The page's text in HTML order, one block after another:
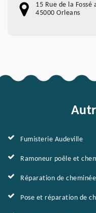
15 Rue de la
45000 Orleans
Fumisterie Audeville
Ramoneur poêle et
Réparation de
Pose et réparation de